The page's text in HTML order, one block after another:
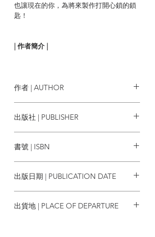
也讓現在的你，為將來製作打開心鎖的鎖
匙！
| 作者簡介 |
「塵」作終生代言，透過其燦爛笑容掩飾
作者 | AUTHOR
出版社 | PUBLISHER
書號 | ISBN
出版日期 | PUBLICATION DATE
出貨地 | PLACE OF DEPARTURE